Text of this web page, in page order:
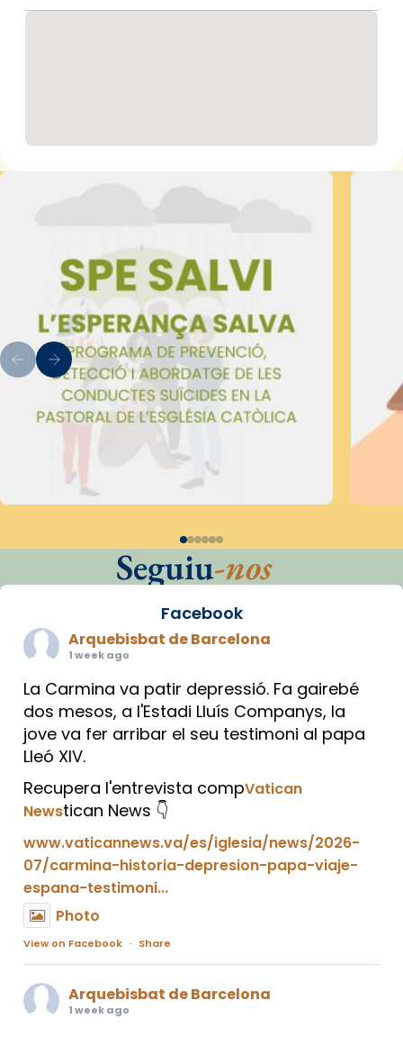
Seguiu-nos
Facebook
Arquebisbat de Barcelona
1 week ago
La Carmina va patir depressió. Fa gairebé
dos mesos, a l'Estadi Lluís Companys, la
jove va fer arribar el seu testimoni al papa
Lleó XIV.
Recupera l'entrevista compVatican
Newstican News 👇
www.vaticannews.va/es/iglesia/news/2026-
07/carmina-historia-depresion-papa-viaje-
espana-testimoni...
Photo
View on Facebook · Share
Arquebisbat de Barcelona
1 week ago